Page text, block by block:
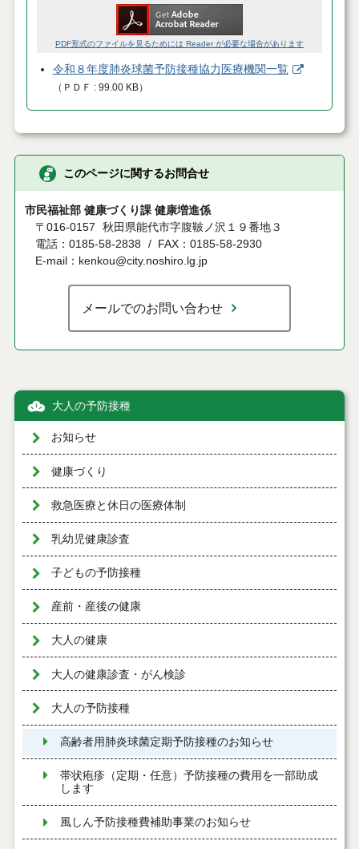
PDF形式のファイルを見るためには Reader が必要な場合があります
令和８年度肺炎球菌予防接種協力医療機関一覧
（ ＰＤＦ 99.00 KB）
このページに関するお問合せ
市民福祉部 健康づくり課 健康増進係
〒016-0157
秋田県能代市字腹鞁ノ沢１９番地３
電話：0185-58-2838
FAX：0185-58-2930
E-mail：kenkou@city.noshiro.lg.jp
メールでのお問い合わせ
大人の予防接種
お知らせ
健康づくり
救急医療と休日の医療体制
乳幼児健康診査
子どもの予防接種
産前・産後の健康
大人の健康
大人の健康診査・がん検診
大人の予防接種
高齢者用肺炎球菌定期予防接種のお知らせ
帯状疱疹（定期・任意）予防接種の費用を一部助成
します
風しん予防接種費補助事業のお知らせ